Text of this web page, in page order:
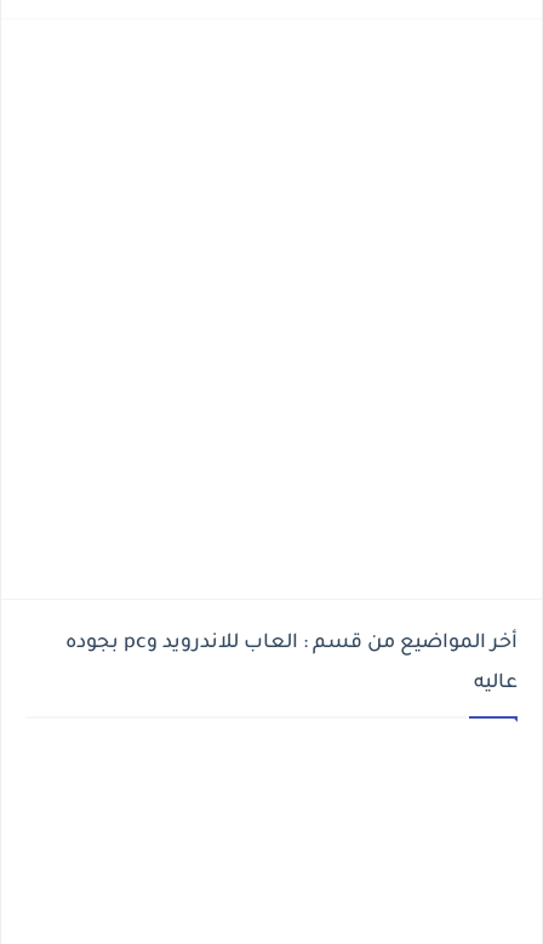
أخر المواضيع من قسم : العاب للاندرويد وpc بجوده
عاليه